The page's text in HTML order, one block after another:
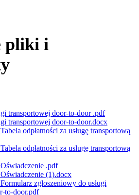
pliki i
transportowej door-to-door .pdf
transportowej door-to-door.docx
odpłatności za usługę transportową
odpłatności za usługę transportową
.pdf
(1).docx
zgłoszeniowy do usługi
to-door.pdf